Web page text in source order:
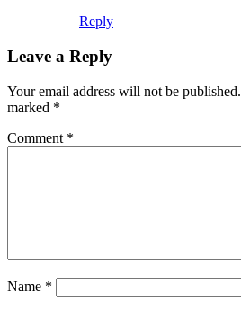
Reply
Leave a Reply
Your email address will not be published.
marked *
Comment *
Name *